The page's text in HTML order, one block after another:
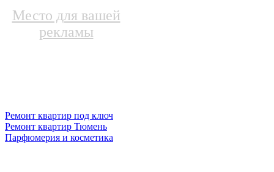
Место для вашей
рекламы
Ремонт квартир под ключ
Ремонт квартир Тюмень
Парфюмерия и косметика